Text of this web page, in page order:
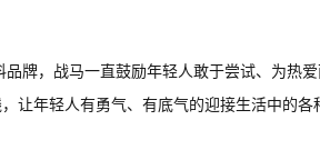
牌，战马一直鼓励年轻人敢于尝试、为热
让年轻人有勇气、有底气的迎接生活中的各